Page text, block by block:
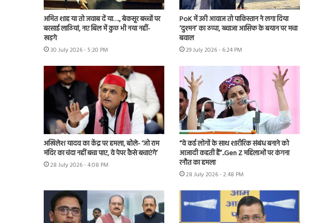
अमित शाह या तो जवाब दें या…., बेकसूर बच्चों पर
बरसाई लाठियां, नए बिल में कुछ भी नया नहीं-
खड़गे
30 July 2026 - 5:20 PM
PoK में उठी आवाज तो पाकिस्तान ने लगा दिया
‘दुश्मन’ का ठप्पा, ख्वाजा आसिफ के बयान पर मचा
बवाल
29 July 2026 - 6:24 PM
अखिलेश यादव का केंद्र पर हमला, बोले- ‘जो राम
मंदिर का चंदा नहीं बचा पाए, वे पेपर कैसे बचाएंगे’
28 July 2026 - 4:08 PM
“वे कई लोगों के साथ शारीरिक संबंध बनाने को
आजादी कहती हैं”..Gen Z महिलाओं पर कंगना
रनौत का हमला
28 July 2026 - 2:48 PM